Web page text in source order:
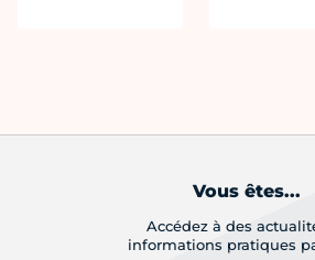
Vous êtes...
Accédez à des
informations pratiques